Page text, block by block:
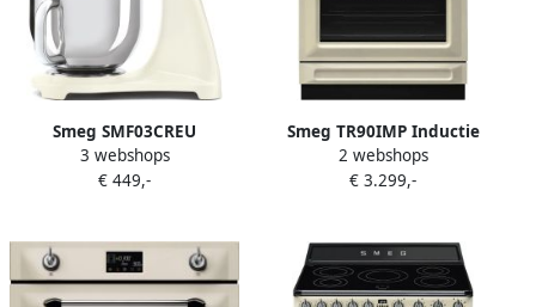
Smeg SMF03CREU
Keukenmachine Stand
Mixer 4 8 Liter 800 Watt 10
Accessoires '50s Style
Crème
3 webshops
€ 449,-
Smeg TR90IMP Inductie
fornuis Wit
2 webshops
€ 3.299,-